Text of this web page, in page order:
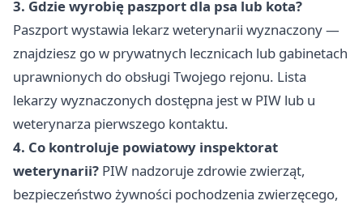
3. Gdzie wyrobię paszport dla psa lub kota?
Paszport wystawia lekarz weterynarii wyznaczony —
znajdziesz go w prywatnych lecznicach lub gabinetach
uprawnionych do obsługi Twojego rejonu. Lista
lekarzy wyznaczonych dostępna jest w PIW lub u
weterynarza pierwszego kontaktu.
4. Co kontroluje powiatowy inspektorat
weterynarii? PIW nadzoruje zdrowie zwierząt,
bezpieczeństwo żywności pochodzenia zwierzęcego,